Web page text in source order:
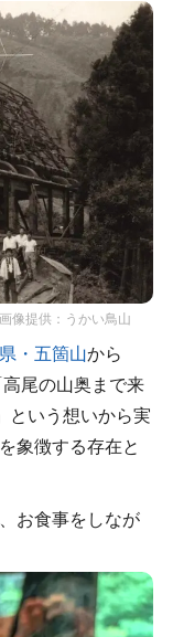
像提供：うかい鳥山
・五箇山から
尾の山奥まで来
という想いから実
象徴する存在と
お食事をしなが